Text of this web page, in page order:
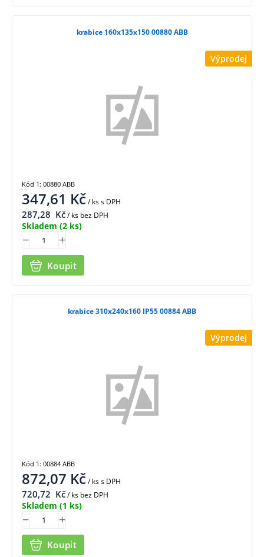
Výprodej
krabice 160x135x150 00880 ABB
347,61 Kč/ kss DPH
287,28 Kč/ ks bez DPH
Skladem (2 ks)
Koupit
Kód 1: 00880 ABB
Výprodej
krabice 310x240x160 IP55 00884 ABB
872,07 Kč/ kss DPH
720,72 Kč/ ks bez DPH
Skladem (1 ks)
Koupit
Kód 1: 00884 ABB